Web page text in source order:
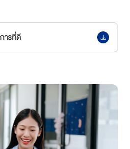
ารที่ดี